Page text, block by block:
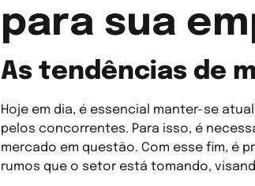
para sua
As tendências de
Hoje em dia, é essencial manter-se
pelos concorrentes. Para isso, é
mercado em questão. Com esse fim, é
rumos que o setor está tomando,